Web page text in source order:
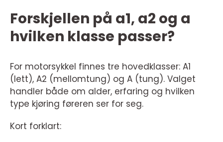
Forskjellen på a1, a2 og a
hvilken klasse passer?
For motorsykkel finnes tre hovedklasser: A1
(lett), A2 (mellomtung) og A (tung). Valget
handler både om alder, erfaring og hvilken
type kjøring føreren ser for seg.
Kort forklart: